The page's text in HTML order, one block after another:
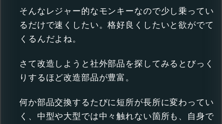
そんなレジャー的なモンキーなので少し乗ってい
るだけで速くしたい。格好良くしたいと欲がでて
くるんだよね。
さて改造しようと社外部品を探してみるとびっく
りするほど改造部品が豊富。
何か部品交換するたびに短所が長所に変わってい
く、中型や大型では中々触れない箇所も、自身で